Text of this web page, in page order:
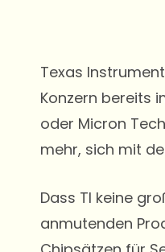
Texas
Konzern bereits
oder Micron
mehr, sich mit
Dass TI keine
anmutenden